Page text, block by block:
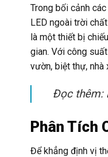
Trong bối cảnh
LED ngoài trời
là một thiết bị
gian. Với công
vườn, biệt thự, nhà
Đọc thêm:
Phân Tích
Để khẳng định vị